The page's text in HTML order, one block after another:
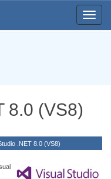
Toggle
8.0 (VS8)
.NET 8.0 (VS8)